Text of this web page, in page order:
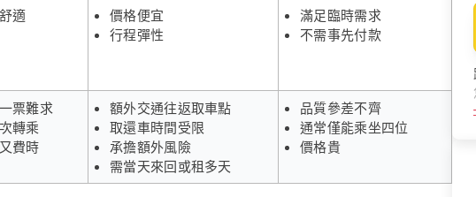
適
價格便宜
行程彈性
滿足臨時需求
不需事先付款
票難求
轉乘
費時
額外交通往返取車點
取還車時間受限
承擔額外風險
需當天來回或租多天
品質參差不齊
通常僅能乘坐四位
價格貴